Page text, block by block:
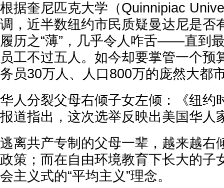
根据奎尼匹克大学（Quinnipiac
调，近半数纽约市民质疑曼达尼是否
履历之“薄”，几乎令人咋舌——直到
员工不过五人。如今却要掌管一个预
务员30万人、人口800万的庞然大都
华人分裂父母右倾子女左倾：《纽约
报道指出，这次选举反映出美国华人
逃离共产专制的父母一辈，越来越右
政策；而在自由环境教育下长大的子
会主义式的“平均主义”理念。